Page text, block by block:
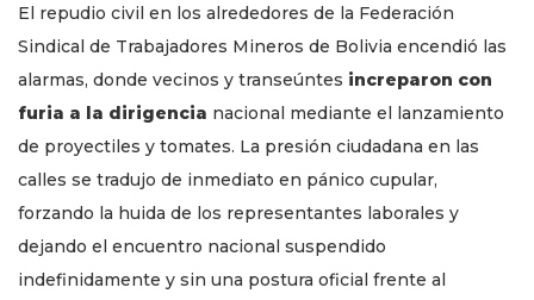
El repudio civil en los alrededores de la Federación
Sindical de Trabajadores Mineros de Bolivia encendió las
alarmas, donde vecinos y transeúntes increparon con
furia a la dirigencia nacional mediante el lanzamiento
de proyectiles y tomates. La presión ciudadana en las
calles se tradujo de inmediato en pánico cupular,
forzando la huida de los representantes laborales y
dejando el encuentro nacional suspendido
indefinidamente y sin una postura oficial frente al